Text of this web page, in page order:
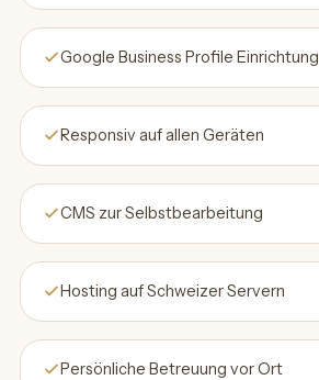
Google Business Profile Einrichtung
Responsiv auf allen Geräten
CMS zur Selbstbearbeitung
Hosting auf Schweizer Servern
Persönliche Betreuung vor Ort